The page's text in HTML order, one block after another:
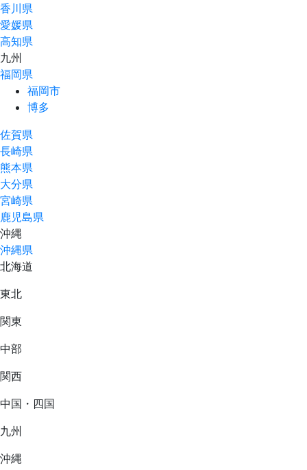
香川県
愛媛県
高知県
九州
福岡県
福岡市
博多
佐賀県
長崎県
熊本県
大分県
宮崎県
鹿児島県
沖縄
沖縄県
北海道
東北
関東
中部
関西
中国・四国
九州
沖縄